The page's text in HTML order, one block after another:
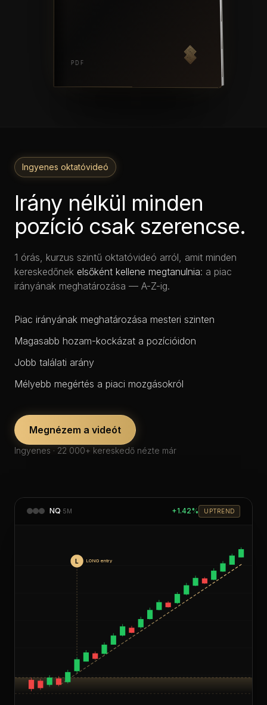
PDF
NQ·5M +1.42% UPTREND
L LONG entry
Ingyenes oktatóvideó
Irány nélkül minden
pozíció csak szerencse.
1 órás, kurzus szintű oktatóvideó arról, amit minden
kereskedőnek elsőként kellene megtanulnia: a piac
irányának meghatározása — A-Z-ig.
Piac irányának meghatározása mesteri szinten
Magasabb hozam-kockázat a pozícióidon
Jobb találati arány
Mélyebb megértés a piaci mozgásokról
Megnézem a videót
Ingyenes · 22 000+ kereskedő nézte már